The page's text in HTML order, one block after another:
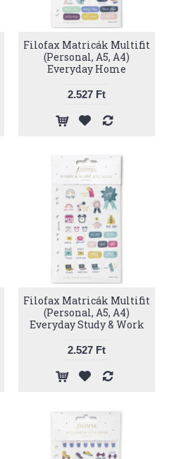
Filofax Matricák Multifit
(Personal, A5, A4)
Everyday Home
2.527 Ft
Filofax Matricák Multifit
(Personal, A5, A4)
Everyday Study & Work
2.527 Ft